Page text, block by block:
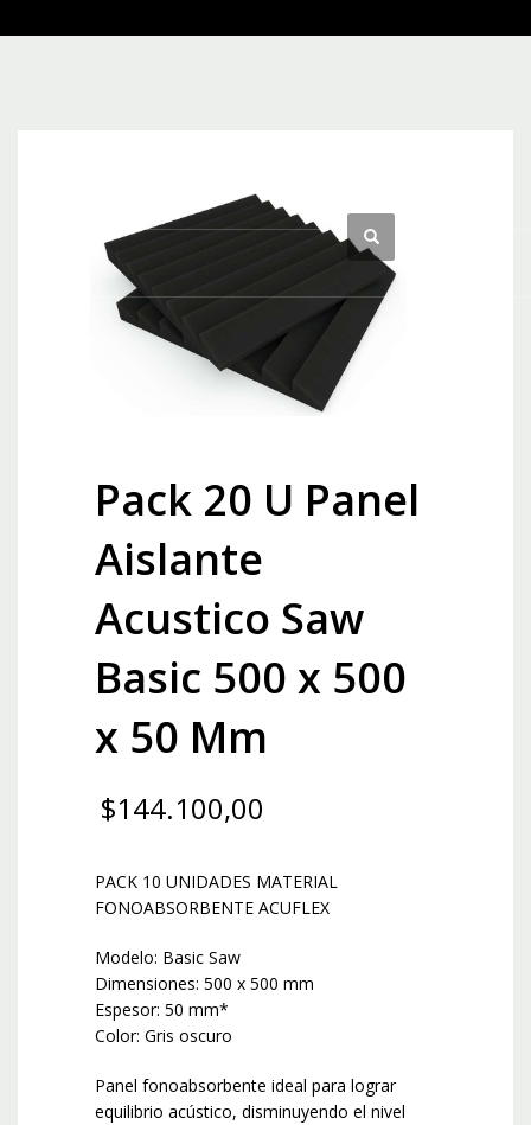
Pack 20 U Panel
Aislante
Acustico Saw
Basic 500 x 500
x 50 Mm
$144.100,00
PACK 10 UNIDADES MATERIAL
FONOABSORBENTE ACUFLEX
Modelo: Basic Saw
Dimensiones: 500 x 500 mm
Espesor: 50 mm*
Color: Gris oscuro
Panel fonoabsorbente ideal para lograr
equilibrio acústico, disminuyendo el nivel